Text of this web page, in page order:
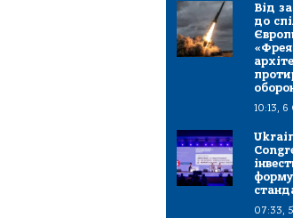
Від
до
10:13, 6
07:33,